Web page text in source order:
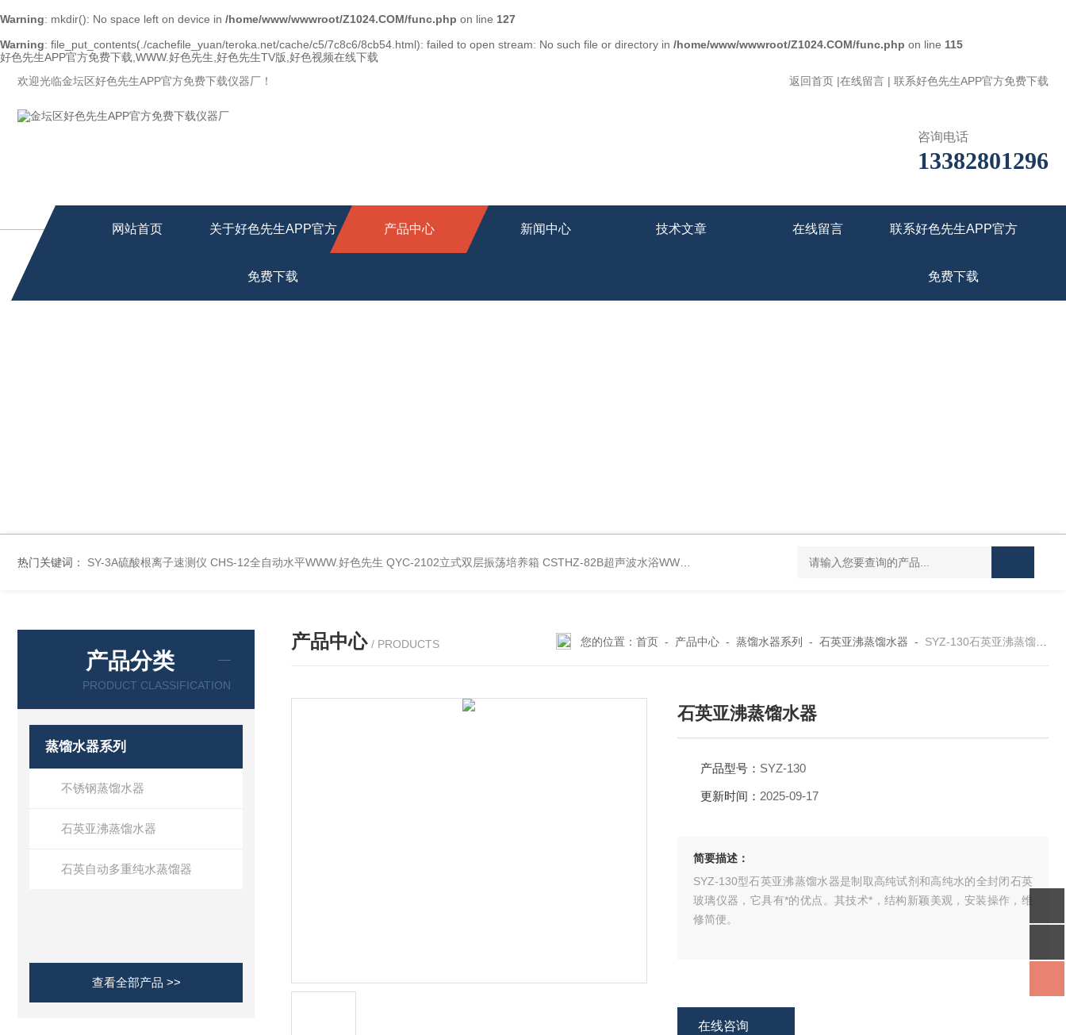
Warning: mkdir(): No space left on device in /home/www/wwwroot/Z1024.COM/func.php on line 127
Warning: file_put_contents(./cachefile_yuan/teroka.net/cache/c5/7c8c6/8cb54.html): failed to open stream: No such file or directory in /home/www/wwwroot/Z1024.COM/func.php on line 115
好色先生APP官方免费下载,WWW.好色先生,好色先生TV版,好色视频在线下载
欢迎光临金坛区好色先生APP官方免费下载仪器厂！
返回首页 |在线留言 | 联系好色先生APP官方免费下载
咨询电话
13382801296
网站首页 关于好色先生APP官方
免费下载
产品中心 新闻中心 技术文章 在线留言 联系好色先生APP官方
免费下载
热门关键词： SY-3A硫酸根离子速测仪 CHS-12全自动水平WWW.好色先生 QYC-2102立式双层振荡培养箱 CSTHZ-82B超声波水浴WWW.好色先生 DC-20L低温恒温水浴 HY-100L大容量恒温油浴锅
产品分类
PRODUCT CLASSIFICATION
蒸馏水器系列
不锈钢蒸馏水器
石英亚沸蒸馏水器
石英自动多重纯水蒸馏器
查看全部产品 >>
产品中心 / PRODUCTS 您的位置： 首页- 产品中心- 蒸馏水器系列 - 石英亚沸蒸馏水器 - SYZ-130石英亚沸蒸馏水器
石英亚沸蒸馏水器
产品型号： SYZ-130
更新时间： 2025-09-17
简要描述：
SYZ-130型石英亚沸蒸馏水器是制取高纯试剂和高纯水的全封闭石英
玻璃仪器，它具有*的优点。其技术*，结构新颖美观，安装操作，维
修简便。
在线咨询